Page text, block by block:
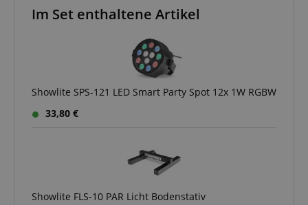
Im Set enthaltene Artikel
Showlite SPS-121 LED Smart Party Spot 12x 1W RGBW
33,80 €
Showlite FLS-10 PAR Licht Bodenstativ